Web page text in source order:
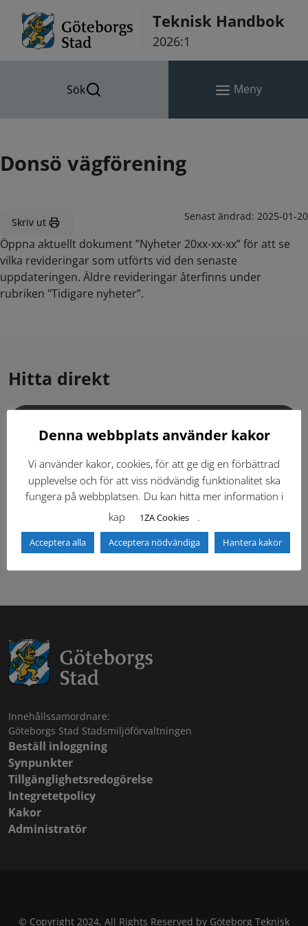
Teknisk Handbok
2026:1
Sök Meny
Donsö vägförening
Skriv ut Senast ändrad: 2025-01-20
Öppna aktuellt dokument ”Nyheter 20xx-xx-xx” för att se
vilka revideringar som utförts vid den senaste
uppdateringen. Äldre revideringar återfinns under
rubriken "Tidigare nyheter”.
Hitta direkt
Dokumentbibliotek Kontaktlista
Tidigare versioner Nyheter
Säkerhetsordningen
Innehållssamordnare:
Göteborgs Stad Stadsmiljöförvaltningen
Beställ inloggning
Synpunkter
Tillgänglighetsredogörelse
Integretetpolicy
Kakor
Administratör
© Copyright 2024, All Rights Reserved by Göteborg Teknisk
Denna webbplats använder kakor
Vi använder kakor, cookies, för att ge dig en förbättrad
upplevelse och för att viss nödvändig funktionalitet ska
fungera på webbplatsen. Du kan hitta mer information i
kap
1ZA Cookies .
Acceptera alla Acceptera nödvändiga Hantera kakor